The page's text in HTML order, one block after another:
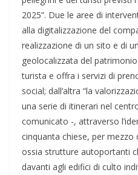
2025”. Due le aree di
alla digitalizzazione del
realizzazione di un sito e di
geolocalizzata del
turista e offra i servizi di
social; dall’altra “la
una serie di itinerari nel
comunicato -, attraverso
cinquanta chiese, per mezzo
ossia strutture autoportanti
davanti agli edifici di culto